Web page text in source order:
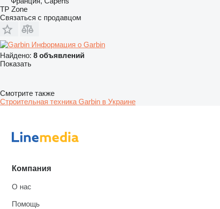
TP Zone
Связаться с продавцом
Информация о Garbin
Найдено: 8 объявлений
Показать
Смотрите также
Строительная техника Garbin в Украине
Компания
О нас
Помощь